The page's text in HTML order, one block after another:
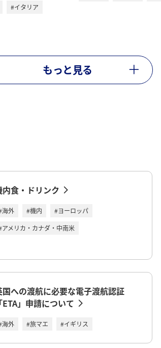
#イタリア
もっと見る
内食・ドリンク
海外 #機内
#ヨーロッパ
アメリカ・カナダ・中南米
国への渡航に必要な電子渡航認証
「ETA」申請について
海外 #旅マエ #イギリス